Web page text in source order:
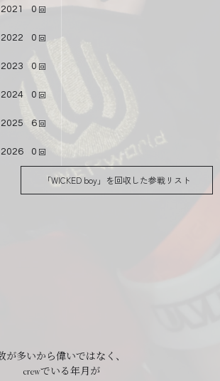
2021 0
2022 0
2023 0
2024 0
2025 6
2026 0
「WICKED boy」を回収した参戦リスト
が多いから偉いではなく、
crewでいる年月が